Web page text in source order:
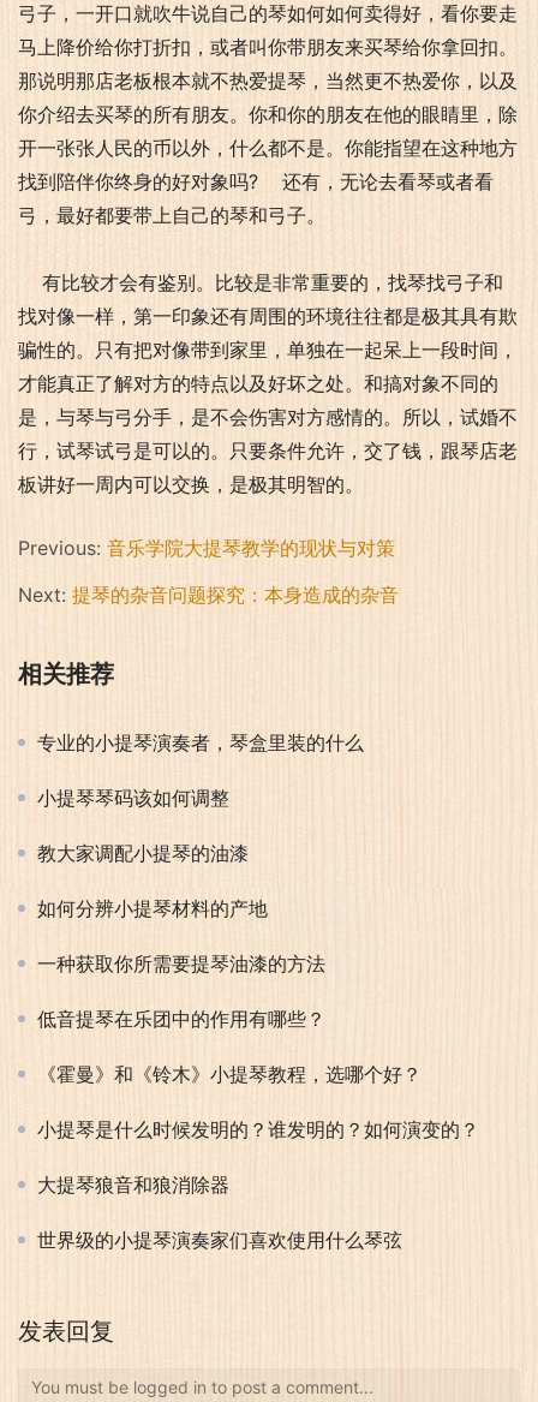
弓子，一开口就吹牛说自己的琴如何如何卖得好，看你要走
马上降价给你打折扣，或者叫你带朋友来买琴给你拿回扣。
那说明那店老板根本就不热爱提琴，当然更不热爱你，以及
你介绍去买琴的所有朋友。你和你的朋友在他的眼睛里，除
开一张张人民的币以外，什么都不是。你能指望在这种地方
找到陪伴你终身的好对象吗? 还有，无论去看琴或者看
弓，最好都要带上自己的琴和弓子。
有比较才会有鉴别。比较是非常重要的，找琴找弓子和
找对像一样，第一印象还有周围的环境往往都是极其具有欺
骗性的。只有把对像带到家里，单独在一起呆上一段时间，
才能真正了解对方的特点以及好坏之处。和搞对象不同的
是，与琴与弓分手，是不会伤害对方感情的。所以，试婚不
行，试琴试弓是可以的。只要条件允许，交了钱，跟琴店老
板讲好一周内可以交换，是极其明智的。
Previous: 音乐学院大提琴教学的现状与对策
Next: 提琴的杂音问题探究：本身造成的杂音
相关推荐
专业的小提琴演奏者，琴盒里装的什么
小提琴琴码该如何调整
教大家调配小提琴的油漆
如何分辨小提琴材料的产地
一种获取你所需要提琴油漆的方法
低音提琴在乐团中的作用有哪些？
《霍曼》和《铃木》小提琴教程，选哪个好？
小提琴是什么时候发明的？谁发明的？如何演变的？
大提琴狼音和狼消除器
世界级的小提琴演奏家们喜欢使用什么琴弦
发表回复
You must be logged in to post a comment...